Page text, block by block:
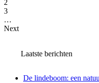
2
3
…
Next
Laatste berichten
De lindeboom: een